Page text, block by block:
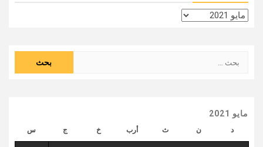
الأرشيف
عن:
مايو 2021
د ن ث أرب خ ج س